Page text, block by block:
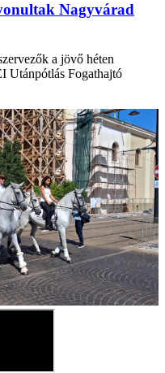
Nagyvárad
a jövő héten
Utánpótlás Fogathajtó